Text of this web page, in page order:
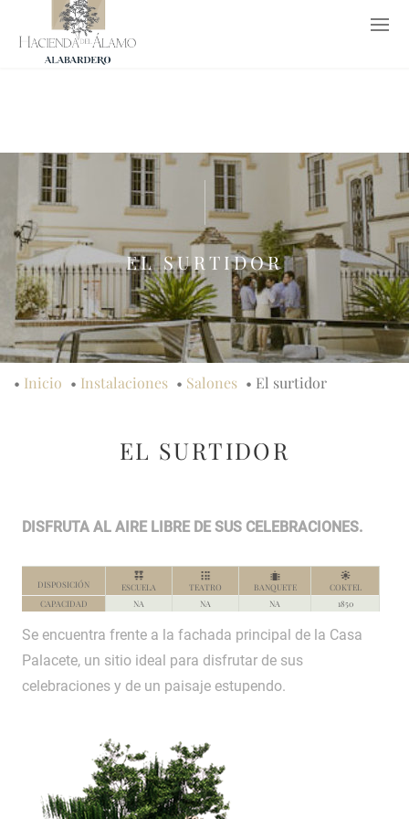
952 65 26 53 info@haciendadelalamo.es
EL SURTIDOR
• Inicio • Instalaciones • Salones • El surtidor
EL SURTIDOR
DISFRUTA AL AIRE LIBRE DE SUS CELEBRACIONES.
Se encuentra frente a la fachada principal de la Casa
Palacete, un sitio ideal para disfrutar de sus
celebraciones y de un paisaje estupendo.